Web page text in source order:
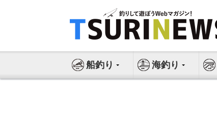
ス
船釣り 海釣り